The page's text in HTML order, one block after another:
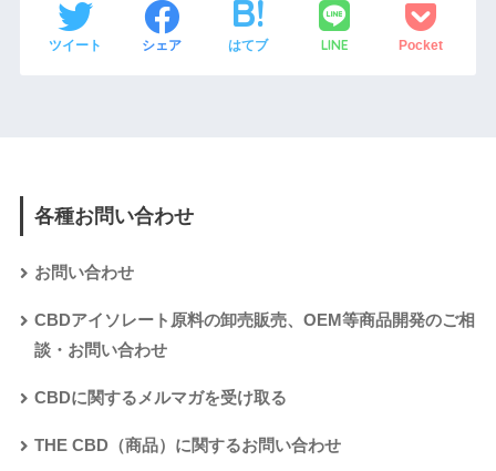
ツイート シェア はてブ LINE Pocket
各種お問い合わせ
お問い合わせ
CBDアイソレート原料の卸売販売、OEM等商品開発のご相
談・お問い合わせ
CBDに関するメルマガを受け取る
THE CBD（商品）に関するお問い合わせ